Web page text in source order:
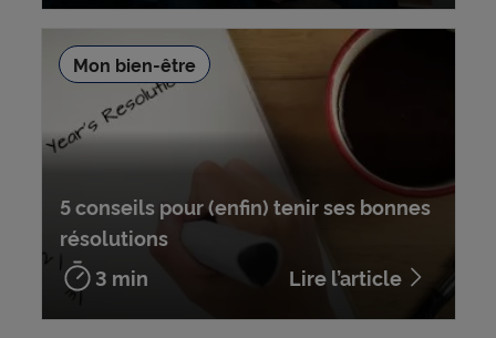
5 conseils pour (enfin) tenir ses bonnes
résolutions
3 min
Lire l’article
Mon bien-être